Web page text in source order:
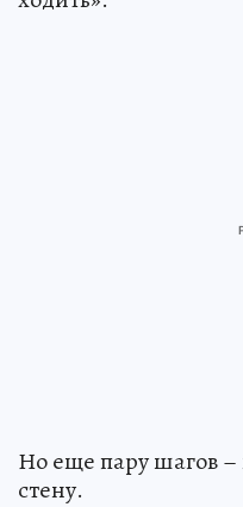
Но еще пару шагов –
стену.